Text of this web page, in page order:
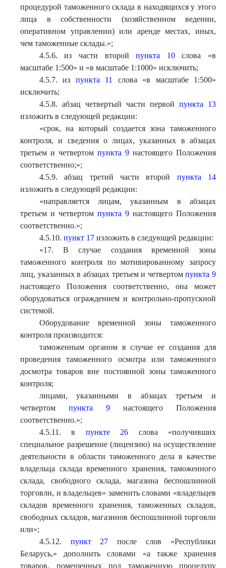
процедурой таможенного склада в находящихся у этого
лица в собственности (хозяйственном ведении,
оперативном управлении) или аренде местах, иных,
чем таможенные склады.»;
4.5.6. из части второйпункта 10слова «в
масштабе 1:500» и «в масштабе 1:1000» исключить;
4.5.7. из пункта 11
слова «в масштабе 1:500»
исключить;
4.5.8. абзац четвертый части первой пункта 13
изложить в следующей редакции:
«срок, на который создается зона таможенного
контроля, и сведения о лицах, указанных в абзацах
третьем и четвертом пункта 9 настоящего Положения
соответственно;»;
4.5.9. абзац третий части второй пункта 14
изложить в следующей редакции:
«направляется лицам, указанным в абзацах
третьем и четвертом пункта 9 настоящего Положения
соответственно.»;
4.5.10. пункт 17изложить в следующей редакции:
«17. В случае создания временной зоны
таможенного контроля по мотивированному запросу
лиц, указанных в абзацах третьем и четвертомпункта 9
настоящего Положения соответственно, она может
оборудоваться ограждением и контрольно-пропускной
системой.
Оборудование временной зоны таможенного
контроля производится:
таможенным органом в случае ее создания для
проведения таможенного осмотра или таможенного
досмотра товаров вне постоянной зоны таможенного
контроля;
лицами, указанными в абзацах третьем и
четвертом пункта 9 настоящего Положения
соответственно.»;
4.5.11. в пункте 26 слова «получивших
специальное разрешение (лицензию) на осуществление
деятельности в области таможенного дела в качестве
владельца склада временного хранения, таможенного
склада, свободного склада, магазина беспошлинной
торговли, и владельцев» заменить словами «владельцев
складов временного хранения, таможенных складов,
свободных складов, магазинов беспошлинной торговли
или»;
4.5.12. пункт 27 после слов «Республики
Беларусь,» дополнить словами «а также хранения
товаров, помещенных под таможенную процедуру